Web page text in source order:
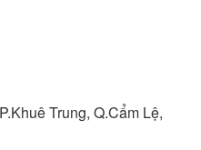
Trung, Q.Cẩm Lệ,